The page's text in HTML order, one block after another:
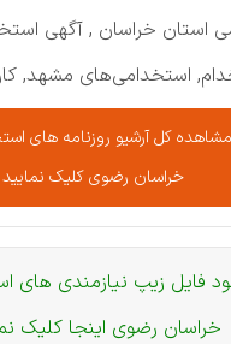
استان خراسان , آگهی
استخدامی‌های مشهد,
کل آرشیو روزنامه های
خراسان رضوی کلیک نمایید
فایل زیپ نیازمندی های
خراسان رضوی اینجا کلیک